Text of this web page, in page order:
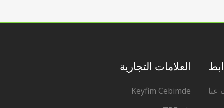
عنا
العلامات التجارية
Keyfim Cebimde